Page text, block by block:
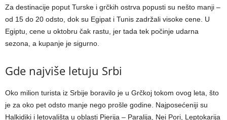
Za destinacije poput Turske i grčkih ostrva popusti su nešto manji –
od 15 do 20 odsto, dok su Egipat i Tunis zadržali visoke cene. U
Egiptu, cene u oktobru čak rastu, jer tada tek počinje udarna
sezona, a kupanje je sigurno.
Gde najviše letuju Srbi
Oko milion turista iz Srbije boravilo je u Grčkoj tokom ovog leta, što
je za oko pet odsto manje nego prošle godine. Najposećeniji su
Halkidiki i letovališta u oblasti Pierija – Paralija, Nei Pori, Leptokarija